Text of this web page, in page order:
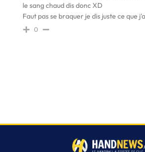
le sang chaud dis donc XD
Faut pas se braquer je dis juste ce que
0